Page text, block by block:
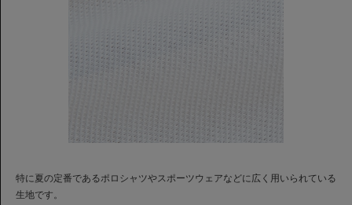
特に夏の定番であるポロシャツやスポーツウェアなどに広く用いられている
生地です。